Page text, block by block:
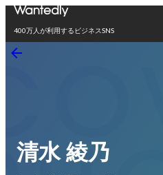
400万人が利用するビジネスSNS
清水 綾乃